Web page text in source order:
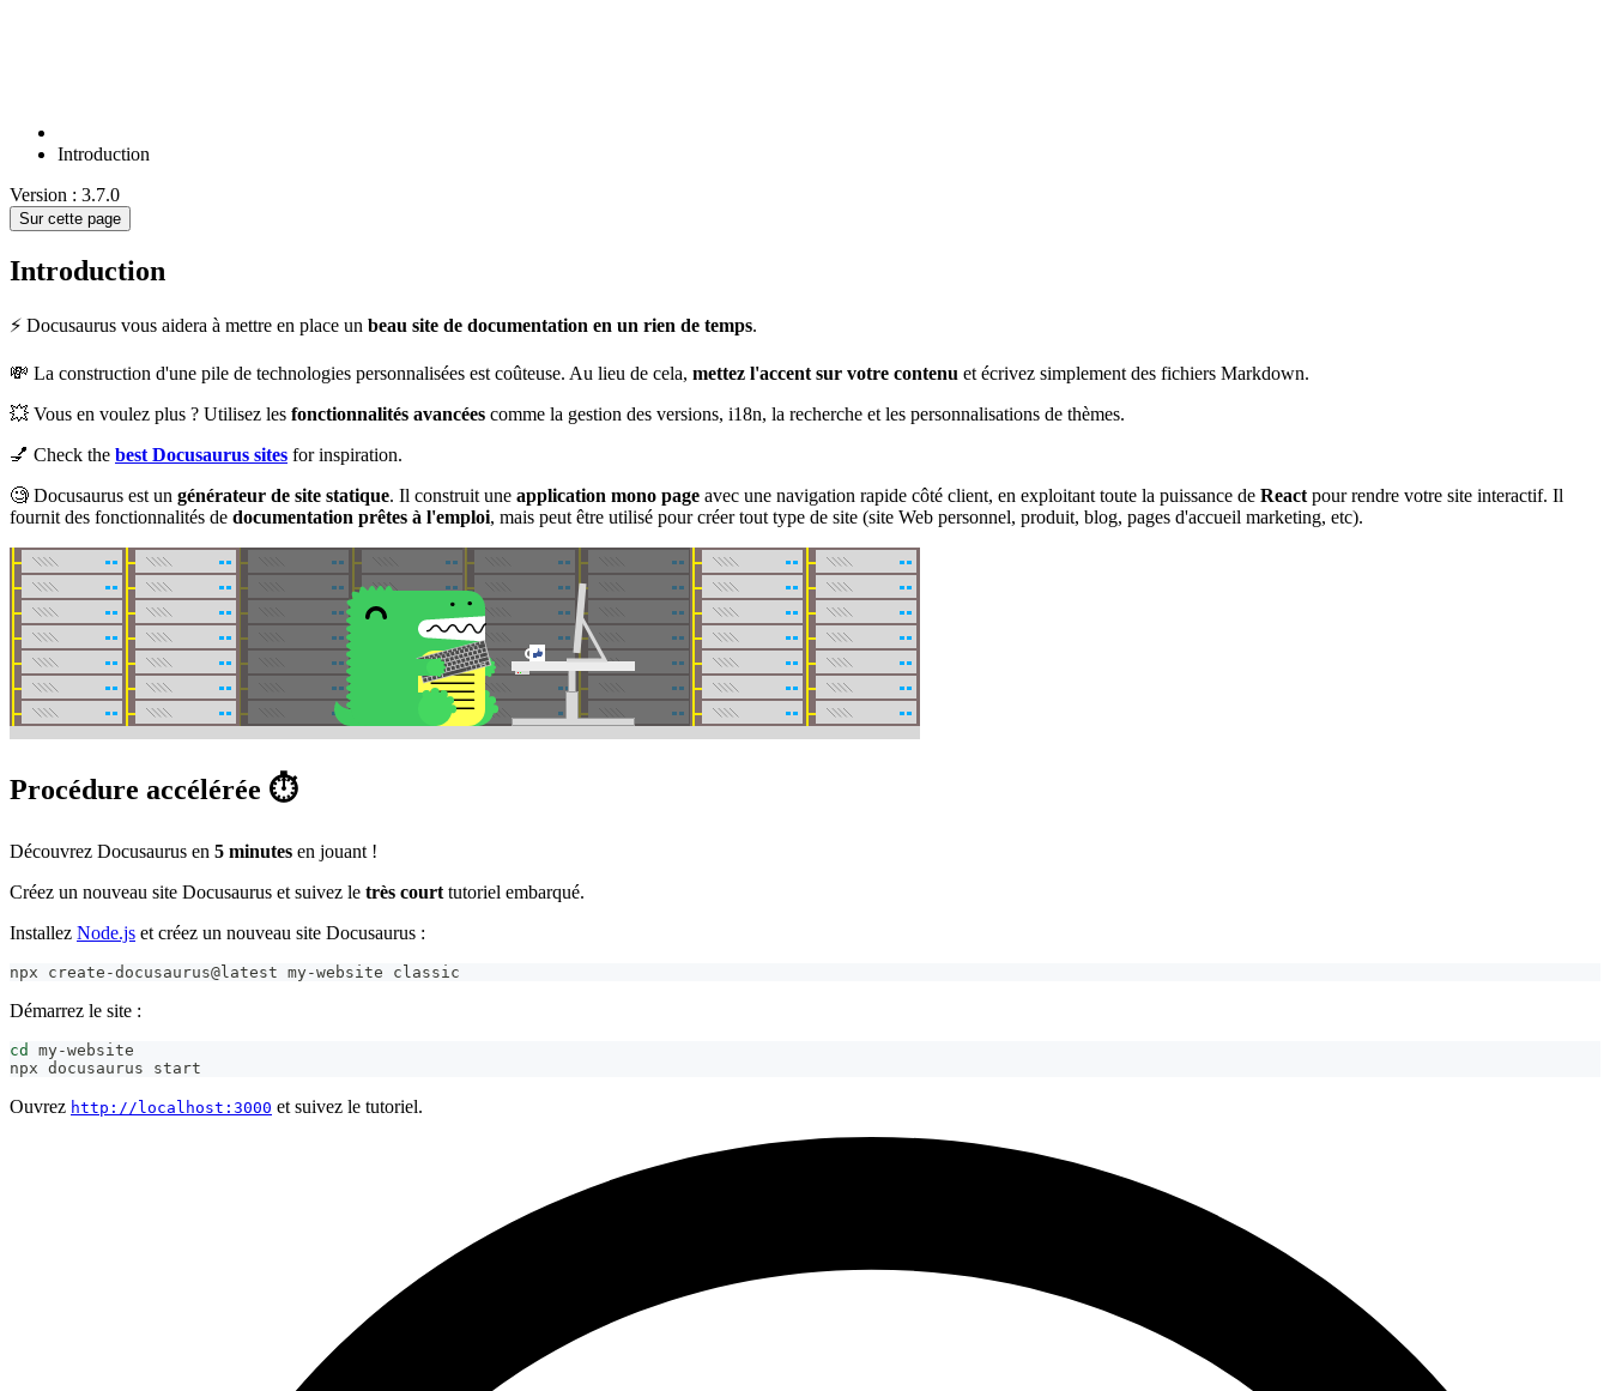
Introduction
Version : 3.7.0
Sur cette page
Introduction
⚡️ Docusaurus vous aidera à mettre en place un beau site de documentation en un rien de temps.
💸 La construction d'une pile de technologies personnalisées est coûteuse. Au lieu de cela, mettez l'accent sur votre contenu et écrivez simplement des fichiers Markdown.
💥 Vous en voulez plus ? Utilisez les fonctionnalités avancées comme la gestion des versions, i18n, la recherche et les personnalisations de thèmes.
💅 Check the best Docusaurus sites for inspiration.
🧐 Docusaurus est un générateur de site statique. Il construit une application mono page avec une navigation rapide côté client, en exploitant toute la puissance de React pour rendre votre site interactif. Il
fournit des fonctionnalités de documentation prêtes à l'emploi, mais peut être utilisé pour créer tout type de site (site Web personnel, produit, blog, pages d'accueil marketing, etc).
Procédure accélérée ⏱️
Découvrez Docusaurus en 5 minutes en jouant !
Créez un nouveau site Docusaurus et suivez le très court tutoriel embarqué.
Installez Node.js et créez un nouveau site Docusaurus :
npx create-docusaurus@latest my-website classic
Démarrez le site :
cd
my-website
npx docusaurus start
Ouvrez http://localhost:3000 et suivez le tutoriel.